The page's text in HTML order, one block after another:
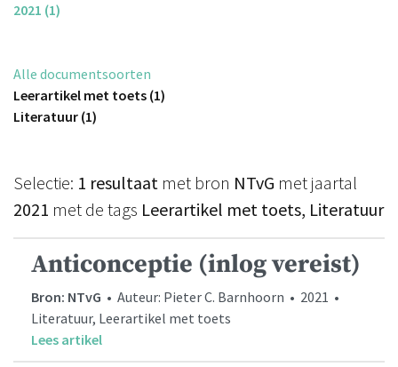
2021 (1)
Alle documentsoorten
Leerartikel met toets (1)
Literatuur (1)
Selectie: 1 resultaat met bron NTvG met jaartal
2021 met de tags Leerartikel met toets, Literatuur
Anticonceptie (inlog vereist)
Bron: NTvG • Auteur: Pieter C. Barnhoorn • 2021 •
Literatuur, Leerartikel met toets
Lees artikel